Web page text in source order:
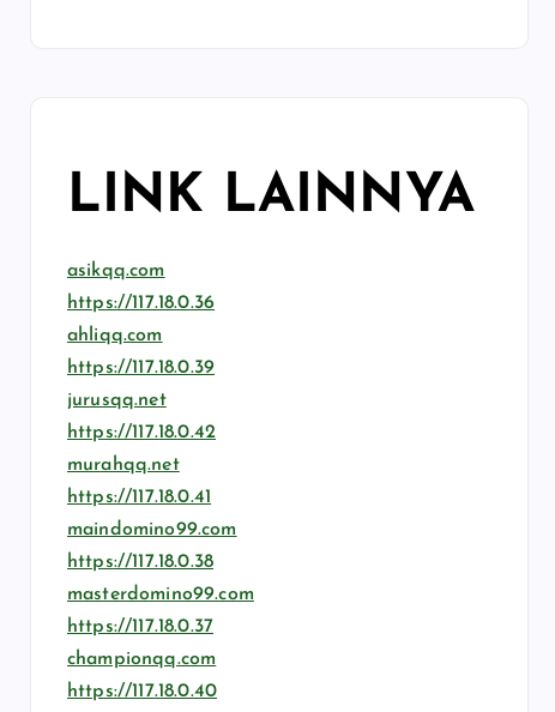
LINK LAINNYA
asikqq.com
https://117.18.0.36
ahliqq.com
https://117.18.0.39
jurusqq.net
https://117.18.0.42
murahqq.net
https://117.18.0.41
maindomino99.com
https://117.18.0.38
masterdomino99.com
https://117.18.0.37
championqq.com
https://117.18.0.40